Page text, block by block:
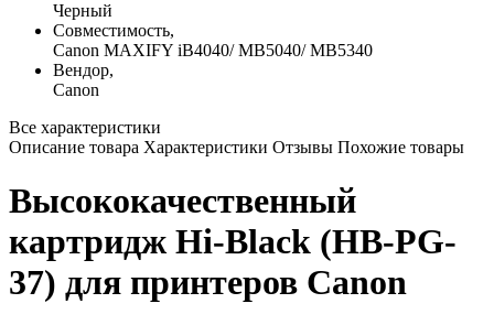
Черный
Совместимость,
Canon MAXIFY iB4040/ МВ5040/ МВ5340
Вендор,
Canon
Все характеристики
Описание товара Характеристики Отзывы Похожие товары
Высококачественный
картридж Hi-Black (HB-PG-
37) для принтеров Canon